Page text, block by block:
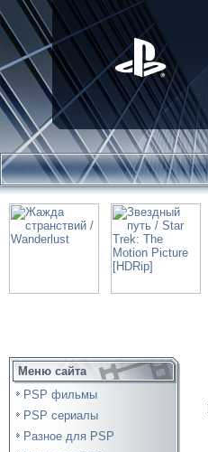
Меню сайта
PSP фильмы
PSP сериалы
Разное для PSP